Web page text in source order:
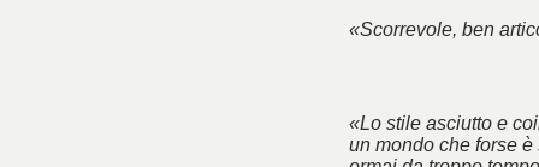
«Scorrevole, ben
«Lo stile asciutto e
un mondo che forse